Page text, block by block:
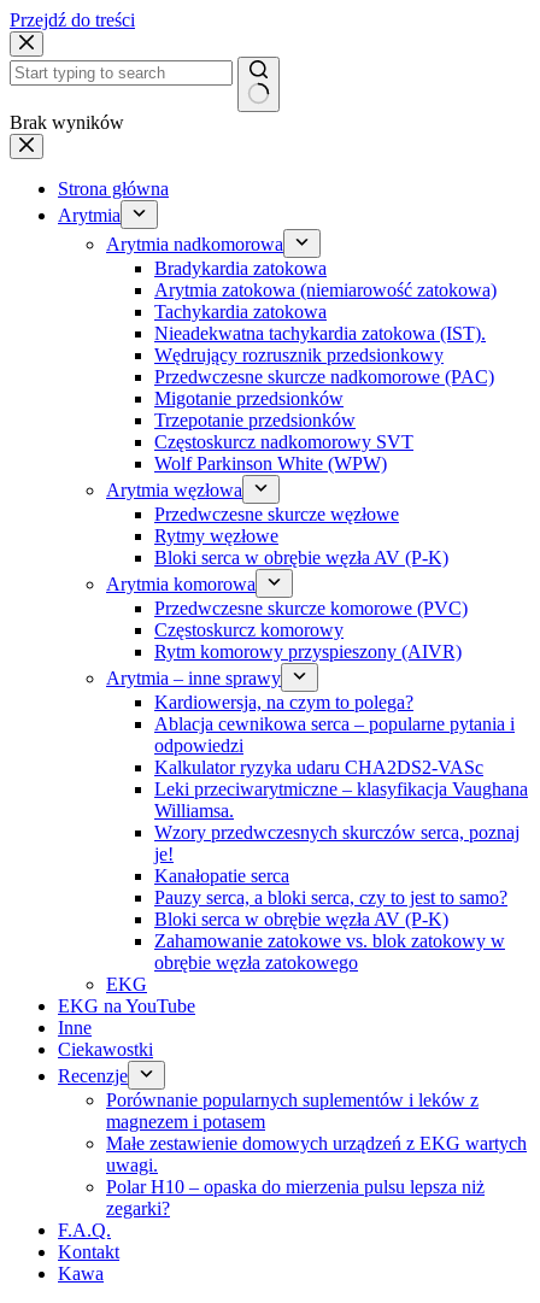
Przejdź do treści
Brak wyników
Strona główna
Arytmia
Arytmia nadkomorowa
Bradykardia zatokowa
Arytmia zatokowa (niemiarowość zatokowa)
Tachykardia zatokowa
Nieadekwatna tachykardia zatokowa (IST).
Wędrujący rozrusznik przedsionkowy
Przedwczesne skurcze nadkomorowe (PAC)
Migotanie przedsionków
Trzepotanie przedsionków
Częstoskurcz nadkomorowy SVT
Wolf Parkinson White (WPW)
Arytmia węzłowa
Przedwczesne skurcze węzłowe
Rytmy węzłowe
Bloki serca w obrębie węzła AV (P-K)
Arytmia komorowa
Przedwczesne skurcze komorowe (PVC)
Częstoskurcz komorowy
Rytm komorowy przyspieszony (AIVR)
Arytmia – inne sprawy
Kardiowersja, na czym to polega?
Ablacja cewnikowa serca – popularne pytania i
odpowiedzi
Kalkulator ryzyka udaru CHA2DS2-VASc
Leki przeciwarytmiczne – klasyfikacja Vaughana
Williamsa.
Wzory przedwczesnych skurczów serca, poznaj
je!
Kanałopatie serca
Pauzy serca, a bloki serca, czy to jest to samo?
Bloki serca w obrębie węzła AV (P-K)
Zahamowanie zatokowe vs. blok zatokowy w
obrębie węzła zatokowego
EKG
EKG na YouTube
Inne
Ciekawostki
Recenzje
Porównanie popularnych suplementów i leków z
magnezem i potasem
Małe zestawienie domowych urządzeń z EKG wartych
uwagi.
Polar H10 – opaska do mierzenia pulsu lepsza niż
zegarki?
F.A.Q.
Kontakt
Kawa